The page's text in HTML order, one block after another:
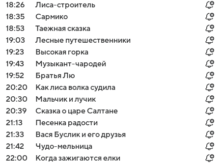
18:26
Лиса-строитель
18:35
Сармико
18:53
Таежная сказка
19:03
Лесные путешественники
19:23
Высокая горка
19:43
Музыкант-чародей
19:52
Брaтья Лю
20:20
Как лиса волка судила
20:30
Мальчик и лучик
20:39
Сказка о царе Салтане
21:13
Песенка радости
21:33
Вася Буслик и его друзья
21:42
Чудо-мельница
22:00
Когда зажигаются елки